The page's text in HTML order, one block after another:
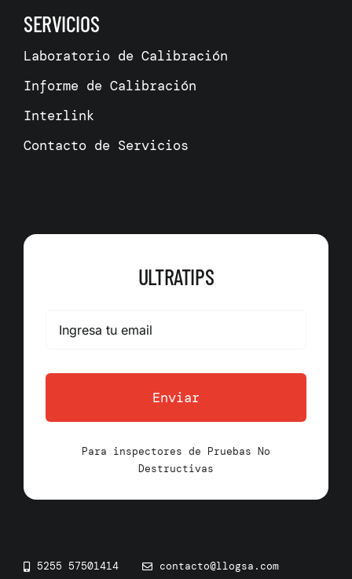
SERVICIOS
Laboratorio de Calibración
Informe de Calibración
Interlink
Contacto de Servicios
ULTRATIPS
Enviar
Para inspectores de Pruebas No
Destructivas
5255 57501414 contacto@llogsa.com